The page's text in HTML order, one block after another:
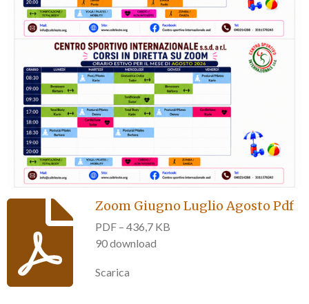
Zoom Giugno Luglio Agosto Pdf
PDF – 436,7 KB
90 download
Scarica